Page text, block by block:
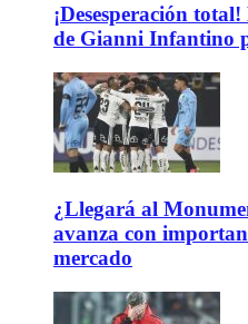
¡Desesperación
de Gianni Infantino
¿Llegará al
avanza con
mercado